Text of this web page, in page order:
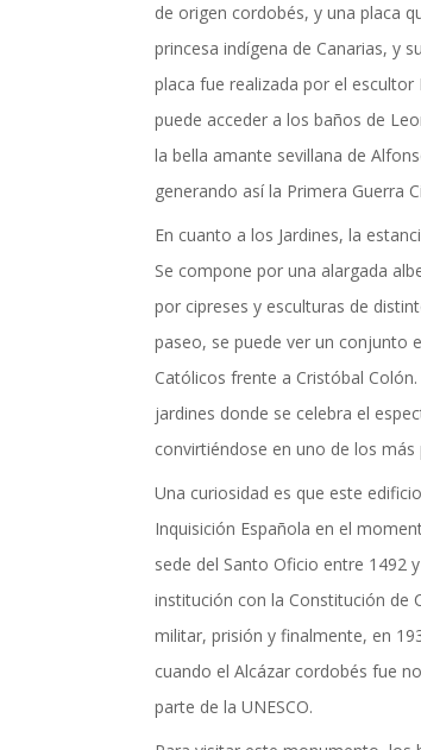
de origen cordobés, y una placa
princesa indígena de Canarias, y
placa fue realizada por el
puede acceder a los baños de
la bella amante sevillana de
generando así la Primera Guerra
En cuanto a los Jardines, la
Se compone por una alargada
por cipreses y esculturas de
paseo, se puede ver un conjunto
Católicos frente a Cristóbal
jardines donde se celebra el
convirtiéndose en uno de los
Una curiosidad es que este
Inquisición Española en el
sede del Santo Oficio entre 1492
institución con la Constitución de
militar, prisión y finalmente, en
cuando el Alcázar cordobés fue
parte de la UNESCO.